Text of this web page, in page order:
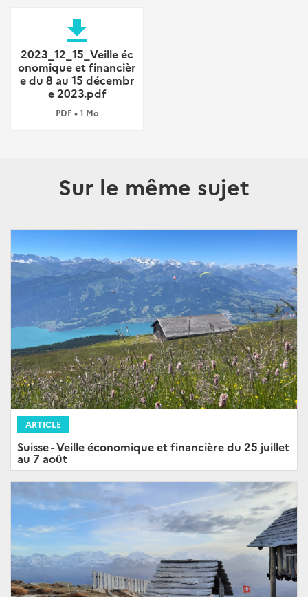
file_download
2023_12_15_Veille éc
onomique et financièr
e du 8 au 15 décembr
e 2023.pdf
PDF • 1 Mo
Sur le même sujet
ARTICLE
Suisse - Veille économique et financière du 25 juillet
au 7 août